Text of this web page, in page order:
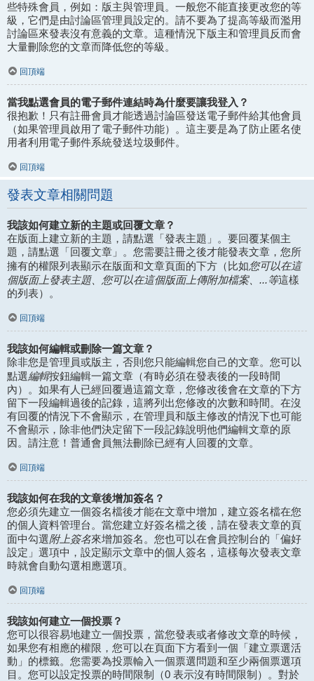
些特殊會員，例如：版主與管理員。一般您不能直接更改您的等
級，它們是由討論區管理員設定的。請不要為了提高等級而濫用
討論區來發表沒有意義的文章。這種情況下版主和管理員反而會
大量刪除您的文章而降低您的等級。
回頂端
當我點選會員的電子郵件連結時為什麼要讓我登入？
很抱歉！只有註冊會員才能透過討論區發送電子郵件給其他會員
（如果管理員啟用了電子郵件功能）。這主要是為了防止匿名使
用者利用電子郵件系統發送垃圾郵件。
回頂端
發表文章相關問題
我該如何建立新的主題或回覆文章？
在版面上建立新的主題，請點選「發表主題」。要回覆某個主
題，請點選「回覆文章」。您需要註冊之後才能發表文章，您所
擁有的權限列表顯示在版面和文章頁面的下方（比如您可以在這
個版面上發表主題、您可以在這個版面上傳附加檔案、...等這樣
的列表）。
回頂端
我該如何編輯或刪除一篇文章？
除非您是管理員或版主，否則您只能編輯您自己的文章。您可以
點選編輯按鈕編輯一篇文章（有時必須在發表後的一段時間
內）。如果有人已經回覆過這篇文章，您修改後會在文章的下方
留下一段編輯過後的記錄，這將列出您修改的次數和時間。在沒
有回覆的情況下不會顯示，在管理員和版主修改的情況下也可能
不會顯示，除非他們決定留下一段記錄說明他們編輯文章的原
因。請注意！普通會員無法刪除已經有人回覆的文章。
回頂端
我該如何在我的文章後增加簽名？
您必須先建立一個簽名檔後才能在文章中增加，建立簽名檔在您
的個人資料管理台。當您建立好簽名檔之後，請在發表文章的頁
面中勾選附上簽名來增加簽名。您也可以在會員控制台的「偏好
設定」選項中，設定顯示文章中的個人簽名，這樣每次發表文章
時就會自動勾選相應選項。
回頂端
我該如何建立一個投票？
您可以很容易地建立一個投票，當您發表或者修改文章的時候，
如果您有相應的權限，您可以在頁面下方看到一個「建立票選活
動」的標籤。您需要為投票輸入一個票選問題和至少兩個票選項
目。您可以設定投票的時間限制（0 表示沒有時間限制）。對於